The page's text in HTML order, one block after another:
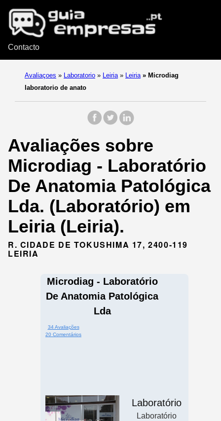
Contacto
Avaliaçoes » Laboratorio » Leiria » Leiria » Microdiag
laboratorio de anato
Avaliações sobre
Microdiag - Laboratório
De Anatomia Patológica
Lda. (Laboratório) em
Leiria (Leiria).
R. CIDADE DE TOKUSHIMA 17, 2400-119
LEIRIA
Microdiag - Laboratório
De Anatomia Patológica
Lda
34 Avaliações
20 Comentários
Laboratório
Laboratório